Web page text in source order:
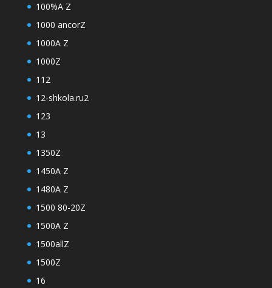
100%A Z
1000 ancorZ
1000A Z
1000Z
112
12-shkola.ru2
123
13
1350Z
1450A Z
1480A Z
1500 80-20Z
1500A Z
1500allZ
1500Z
16